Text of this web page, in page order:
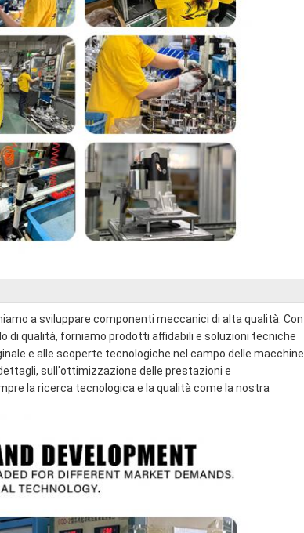
a sviluppare componenti meccanici di alta qualità. Con
di qualità, forniamo prodotti affidabili e soluzioni tecniche
e alle scoperte tecnologiche nel campo delle macchine
sull'ottimizzazione delle prestazioni e
la ricerca tecnologica e la qualità come la nostra